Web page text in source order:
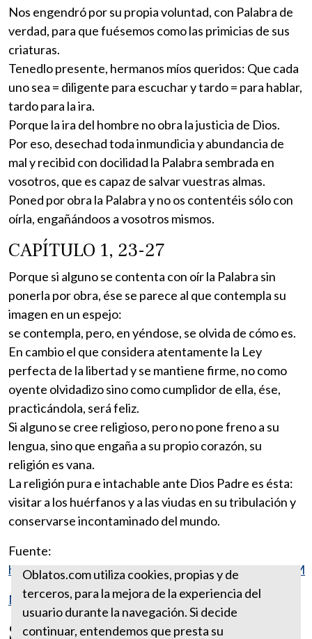
Nos engendró por su propia voluntad, con Palabra de
verdad, para que fuésemos como las primicias de sus
criaturas.
Tenedlo presente, hermanos míos queridos: Que cada
uno sea = diligente para escuchar y tardo = para hablar,
tardo para la ira.
Porque la ira del hombre no obra la justicia de Dios.
Por eso, desechad toda inmundicia y abundancia de
mal y recibid con docilidad la Palabra sembrada en
vosotros, que es capaz de salvar vuestras almas.
Poned por obra la Palabra y no os contentéis sólo con
oírla, engañándoos a vosotros mismos.
CAPÍTULO 1, 23-27
Porque si alguno se contenta con oír la Palabra sin
ponerla por obra, ése se parece al que contempla su
imagen en un espejo:
se contempla, pero, en yéndose, se olvida de cómo es.
En cambio el que considera atentamente la Ley
perfecta de la libertad y se mantiene firme, no como
oyente olvidadizo sino como cumplidor de ella, ése,
practicándola, será feliz.
Si alguno se cree religioso, pero no pone freno a su
lengua, sino que engaña a su propio corazón, su
religión es vana.
La religión pura e intachable ante Dios Padre es ésta:
visitar a los huérfanos y a las viudas en su tribulación y
conservarse incontaminado del mundo.
Fuente:
http://www.vatican.va/archive/ESL0506/__P10C.HTM
Más reflexiones de Santiago
SANTIAGO 1:22
Oblatos.com utiliza cookies, propias y de
terceros, para la mejora de la experiencia del
usuario durante la navegación. Si decide
continuar, entendemos que presta su